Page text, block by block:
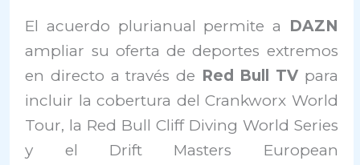
El acuerdo plurianual permite a DAZN
ampliar su oferta de deportes extremos
en directo a través de Red Bull TV para
incluir la cobertura del Crankworx World
Tour, la Red Bull Cliff Diving World Series
y el Drift Masters European